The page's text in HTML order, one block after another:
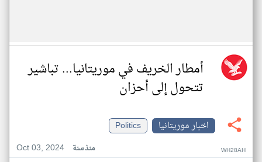
أمطار الخريف في موريتانيا... تباشير
تتحول إلى أحزان
اخبار موريتانيا
Politics
Oct 03, 2024
منذ سنة WH28AH